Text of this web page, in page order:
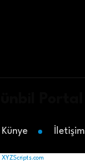
Künye İletişim
XYZScripts.com